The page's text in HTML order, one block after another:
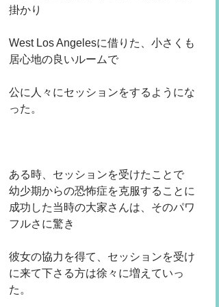
掛かり
West Los Angelesに借りた、小さくも
居心地の良いルームで
公に人々にセッションをするようにな
った。
ある時、セッションを受けたことで
幼少期からの恐怖症を克服することに
成功した当時の大家さんは、そのパワ
フルさに驚き
彼女の協力を得て、セッションを受け
に来て下さる方は徐々に増えていっ
た。